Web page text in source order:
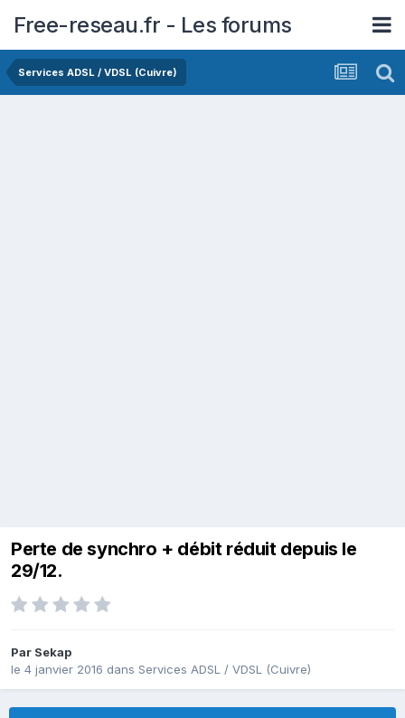
Free-reseau.fr - Les forums
Services ADSL / VDSL (Cuivre)
Perte de synchro + débit réduit depuis le
29/12.
Par Sekap
le 4 janvier 2016 dans Services ADSL / VDSL (Cuivre)